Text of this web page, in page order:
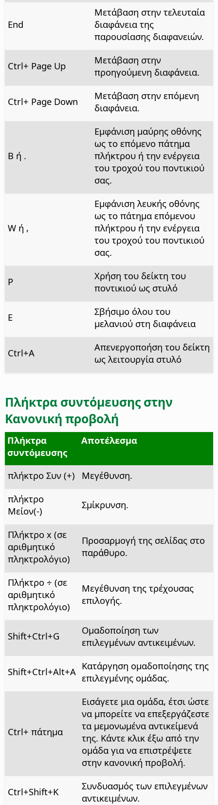
End
Μετάβαση στην τελευταία
διαφάνεια της
παρουσίασης διαφανειών.
Ctrl+ Page Up
Μετάβαση στην
προηγούμενη διαφάνεια.
Ctrl+ Page Down
Μετάβαση στην επόμενη
διαφάνεια.
B ή .
Εμφάνιση μαύρης οθόνης
ως το επόμενο πάτημα
πλήκτρου ή την ενέργεια
του τροχού του ποντικιού
σας.
W ή ,
Εμφάνιση λευκής οθόνης
ως το πάτημα επόμενου
πλήκτρου ή την ενέργεια
του τροχού του ποντικιού
σας.
P
Χρήση του δείκτη του
ποντικιού ως στυλό
Ε
Σβήσιμο όλου του
μελανιού στη διαφάνεια
Ctrl+A
Απενεργοποήση του δείκτη
ως λειτουργία στυλό
Πλήκτρα συντόμευσης στην
Κανονική προβολή
Πλήκτρα
συντόμευσης
Αποτέλεσμα
πλήκτρο Συν (+)
Μεγέθυνση.
πλήκτρο
Μείον(-)
Σμίκρυνση.
Πλήκτρο x (σε
αριθμητικό
πληκτρολόγιο)
Προσαρμογή της σελίδας στο
παράθυρο.
Πλήκτρο ÷ (σε
αριθμητικό
πληκτρολόγιο)
Μεγέθυνση της τρέχουσας
επιλογής.
Shift+Ctrl+G
Ομαδοποίηση των
επιλεγμένων αντικειμένων.
Shift+Ctrl+Alt+A Κατάργηση ομαδοποίησης της
επιλεγμένης ομάδας.
Ctrl+ πάτημα
Εισάγετε μια ομάδα, έτσι ώστε
να μπορείτε να επεξεργάζεστε
τα μεμονωμένα αντικείμενά
της. Κάντε κλικ έξω από την
ομάδα για να επιστρέψετε
στην κανονική προβολή.
Ctrl+Shift+K
Συνδυασμός των επιλεγμένων
αντικειμένων.